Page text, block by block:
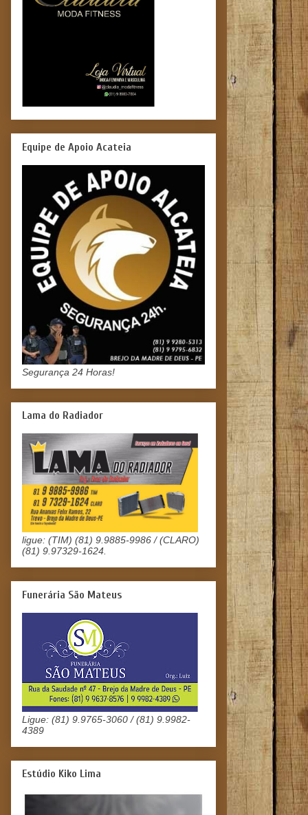
Equipe de Apoio Acateia
Segurança 24 Horas!
Lama do Radiador
ligue: (TIM) (81) 9.9885-9986 / (CLARO)
(81) 9.97329-1624.
Funerária São Mateus
Ligue: (81) 9.9765-3060 / (81) 9.9982-
4389
Estúdio Kiko Lima